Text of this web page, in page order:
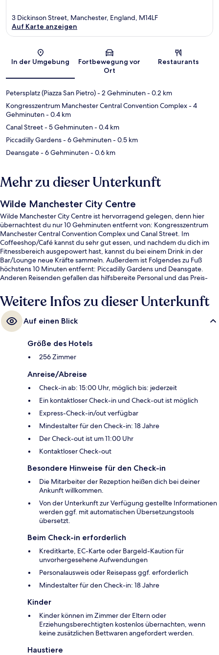
Karte
3 Dickinson Street, Manchester, England, M14LF
Auf Karte anzeigen
In der Umgebung
Fortbewegung vor
Ort
Restaurants
Petersplatz (Piazza San Pietro)- 2 Gehminuten- 0.2 km
Kongresszentrum Manchester Central Convention Complex- 4
Gehminuten- 0.4 km
Canal Street- 5 Gehminuten- 0.4 km
Piccadilly Gardens- 6 Gehminuten- 0.5 km
Deansgate- 6 Gehminuten- 0.6 km
Mehr zu dieser Unterkunft
Wilde Manchester City Centre
Wilde Manchester City Centre ist hervorragend gelegen, denn hier
übernachtest du nur 10 Gehminuten entfernt von: Kongresszentrum
Manchester Central Convention Complex und Canal Street. Im
Coffeeshop/Café kannst du sehr gut essen, und nachdem du dich im
Fitnessbereich ausgepowert hast, kannst du bei einem Drink in der
Bar/Lounge neue Kräfte sammeln. Außerdem ist Folgendes zu Fuß
höchstens 10 Minuten entfernt: Piccadilly Gardens und Deansgate.
Anderen Reisenden gefallen das hilfsbereite Personal und das Preis-
Fußmarsch von den öffentlichen Verkehrsmitteln entfernt: Zur U-Bahn
läuft man 3 Minuten (Station St Peters Square) bzw. 5 Minuten (Station
Mosley Street).
Weitere Infos zu dieser Unterkunft
Auf einen Blick
Größe des Hotels
256 Zimmer
Anreise/Abreise
Check-in ab: 15:00 Uhr, möglich bis: jederzeit
Ein kontaktloser Check-in und Check-out ist möglich
Express-Check-in/out verfügbar
Mindestalter für den Check-in: 18 Jahre
Der Check-out ist um 11:00 Uhr
Kontaktloser Check-out
Besondere Hinweise für den Check-in
Die Mitarbeiter der Rezeption heißen dich bei deiner
Ankunft willkommen.
Von der Unterkunft zur Verfügung gestellte Informationen
werden ggf. mit automatischen Übersetzungstools
übersetzt.
Beim Check-in erforderlich
Kreditkarte, EC-Karte oder Bargeld-Kaution für
unvorhergesehene Aufwendungen
Personalausweis oder Reisepass ggf. erforderlich
Mindestalter für den Check-in: 18 Jahre
Kinder
Kinder können im Zimmer der Eltern oder
Erziehungsberechtigten kostenlos übernachten, wenn
keine zusätzlichen Bettwaren angefordert werden.
Haustiere